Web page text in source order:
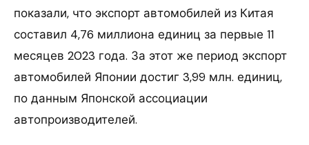
показали, что экспорт автомобилей из Китая
составил 4,76 миллиона единиц за первые 11
месяцев 2023 года. За этот же период экспорт
автомобилей Японии достиг 3,99 млн. единиц,
по данным Японской ассоциации
автопроизводителей.